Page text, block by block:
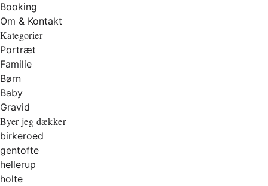
Booking
Om & Kontakt
Kategorier
Portræt
Familie
Børn
Baby
Gravid
Byer jeg dækker
birkeroed
gentofte
hellerup
holte